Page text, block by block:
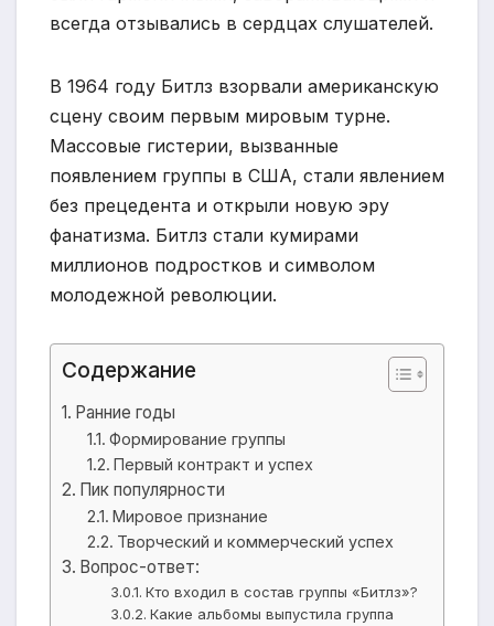
всегда отзывались в сердцах слушателей.
В 1964 году Битлз взорвали американскую
сцену своим первым мировым турне.
Массовые гистерии, вызванные
появлением группы в США, стали явлением
без прецедента и открыли новую эру
фанатизма. Битлз стали кумирами
миллионов подростков и символом
молодежной революции.
Содержание
Ранние годы
Формирование группы
Первый контракт и успех
Пик популярности
Мировое признание
Творческий и коммерческий успех
Вопрос-ответ:
Кто входил в состав группы «Битлз»?
Какие альбомы выпустила группа